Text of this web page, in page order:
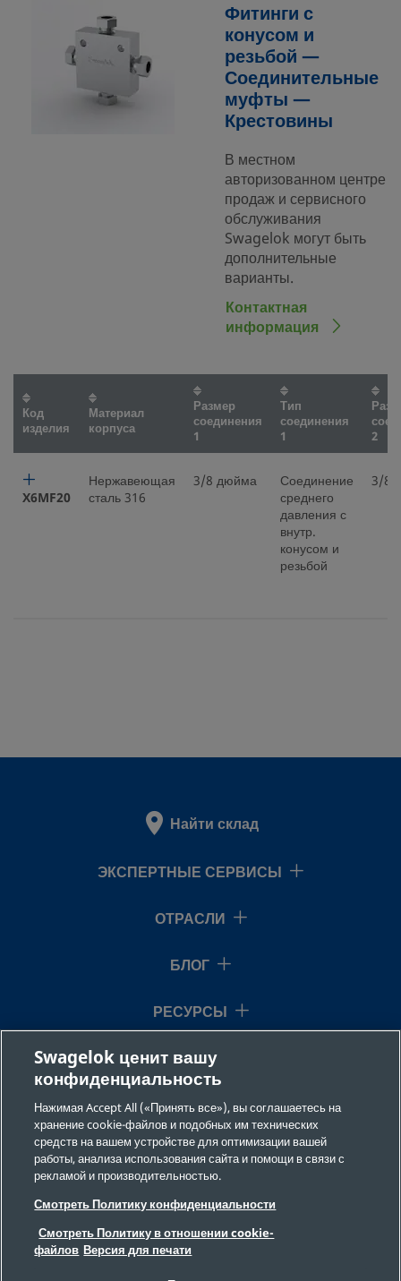
Фитинги с
конусом и
резьбой —
Соединительные
муфты —
Крестовины
В местном
авторизованном центре
продаж и сервисного
обслуживания
Swagelok могут быть
дополнительные
варианты.
Контактная
информация
Код
изделия
Материал
корпуса
Размер
соединения
1
Тип
соединения
1
2
X6MF20
Нержавеющая
сталь 316
3/8 дюйма
Соединение
среднего
давления с
внутр.
конусом и
резьбой
3/8
Найти склад
ЭКСПЕРТНЫЕ СЕРВИСЫ
ОТРАСЛИ
БЛОГ
РЕСУРСЫ
О НАС
Конфиденциальность
Юридическая информация
Swagelok ценит вашу
конфиденциальность
Нажимая Accept All («Принять все»), вы соглашаетесь на
хранение cookie-файлов и подобных им технических
средств на вашем устройстве для оптимизации вашей
работы, анализа использования сайта и помощи в связи с
рекламой и производительностью.
Смотреть Политику конфиденциальности
Смотреть Политику в отношении cookie-
файлов Версия для печати